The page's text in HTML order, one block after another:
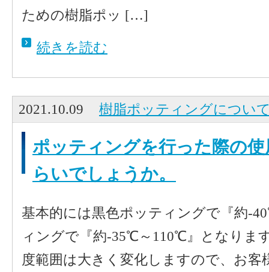
ための樹脂ポッ […]
続きを読む
2021.10.09 樹脂ポッティングについ
ポッティングを行った際の
らいでしょうか。
基本的には黒色ポッティングで『約-
ィングで『約-35℃～110℃』となりま
度範囲は大きく変化しますので、お客